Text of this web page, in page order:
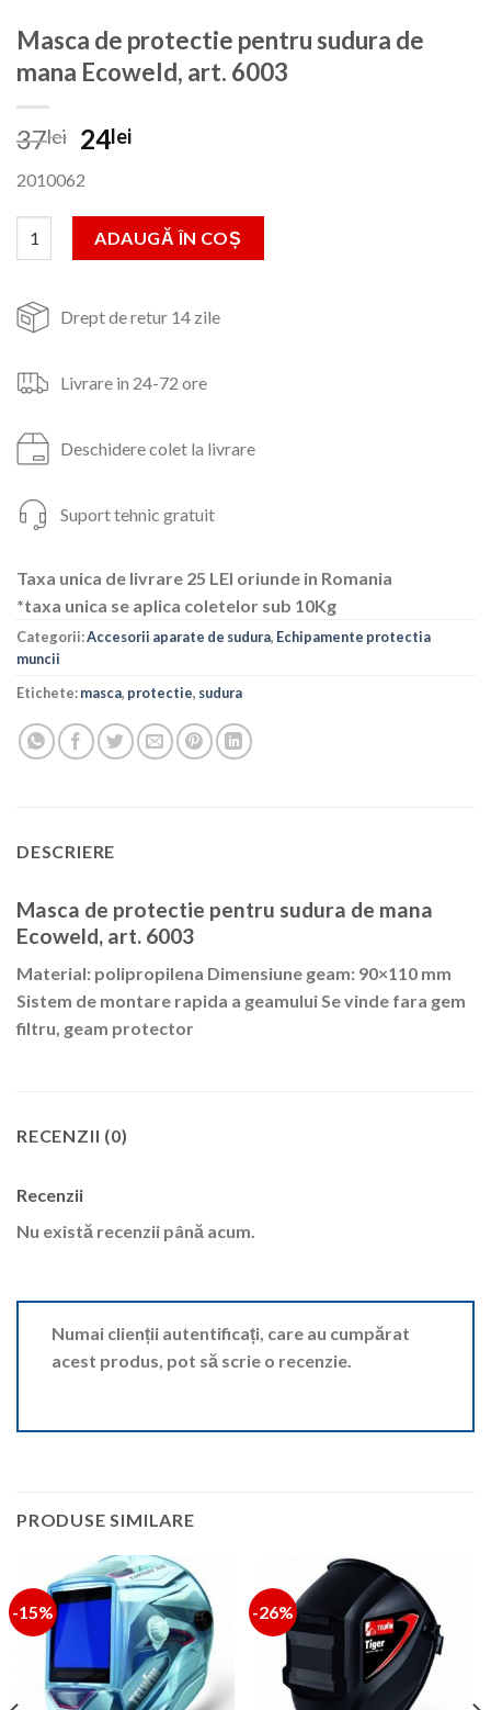
Masca de protectie pentru sudura de
mana Ecoweld, art. 6003
37lei Prețul
a
fost:
37lei.
24leiPrețul
24lei.
2010062
Cantitate Masca de protectie pentru sudura de mana Ecoweld,
ADAUGĂ ÎN COȘ
Drept de retur 14 zile
Livrare in 24-72 ore
Deschidere colet la livrare
Suport tehnic gratuit
Taxa unica de livrare 25 LEI oriunde in Romania
*taxa unica se aplica coletelor sub 10Kg
Categorii:Accesorii aparate de sudura, Echipamente protectia
muncii
Etichete:masca, protectie, sudura
DESCRIERE
Masca de protectie pentru sudura de mana
Ecoweld, art. 6003
Material: polipropilena Dimensiune geam: 90×110 mm
Sistem de montare rapida a geamului Se vinde fara gem
filtru, geam protector
RECENZII (0)
Recenzii
Nu există recenzii până acum.
Numai clienții autentificați, care au cumpărat
acest produs, pot să scrie o recenzie.
PRODUSE SIMILARE
-15% -26%